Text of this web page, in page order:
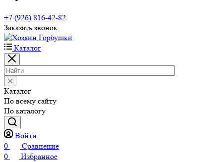
+7 (926) 816-42-82
Заказать звонок
Каталог
Каталог
По всему сайту
По каталогу
Войти
0
Сравнение
0
Избранное